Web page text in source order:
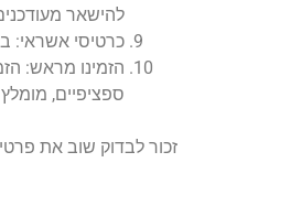
להישאר
כרטיסי אשראי:
הזמינו מראש:
ספציפיים,
זכור לבדוק שוב את